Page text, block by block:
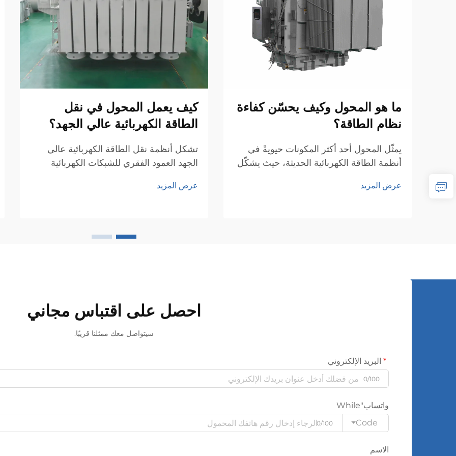
ما هو المحول وكيف يحسّن كفاءة
نظام الطاقة؟
يمثّل المحول أحد أكثر المكونات حيويةً في
أنظمة الطاقة الكهربائية الحديثة، حيث يشكّل
الشبكات الواسعة. وهذه الأجهزة
عرض المزيد
كيف يعمل المحول في نقل
الطاقة الكهربائية عالي الجهد؟
تشكل أنظمة نقل الطاقة الكهربائية عالي
الجهد العمود الفقري للشبكات الكهربائية
عبر مسافات شاسعة. ويتواجد المحول
عرض المزيد
احصل على اقتباس مجاني
سيتواصل معك ممثلنا قريبًا.
البريد الإلكتروني
0/100
واتساب"While
Code
0/100
الاسم